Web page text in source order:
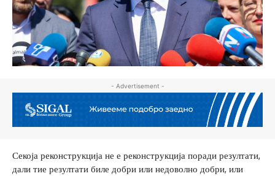
- Advertisement -
Секоја реконструкција не е реконструкција поради резултати,
дали тие резултати биле добри или недоволно добри, или